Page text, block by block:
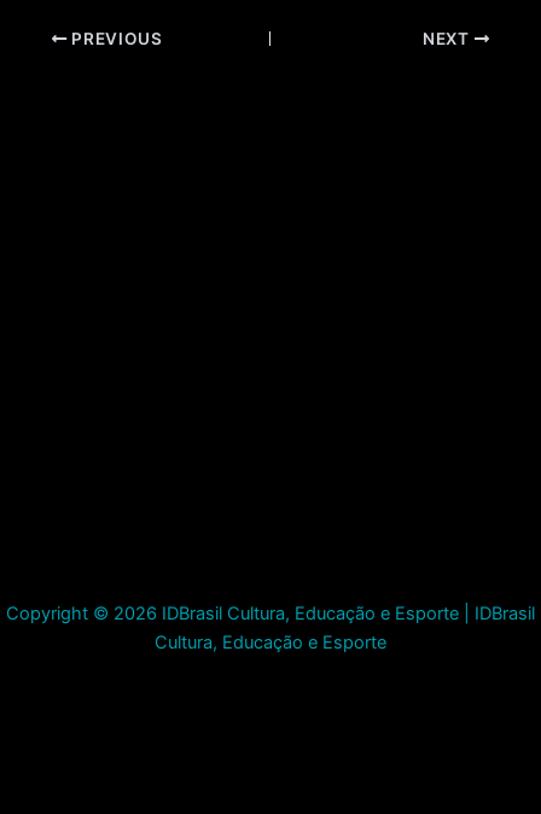
Post PREVIOUS NEXT
Copyright © 2026 IDBrasil Cultura, Educação e Esporte | IDBrasil
Cultura, Educação e Esporte